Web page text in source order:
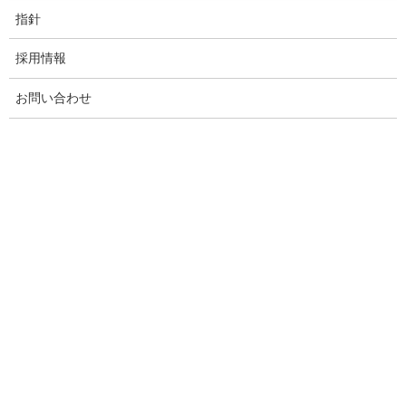
黙々と食べていました。
指針
採用情報
お問い合わせ